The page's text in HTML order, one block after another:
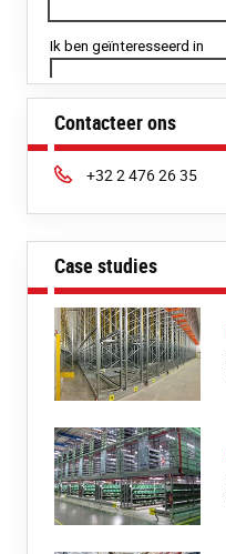
Contacteer ons
Phone:
+32 2 476 26 35
Case studies